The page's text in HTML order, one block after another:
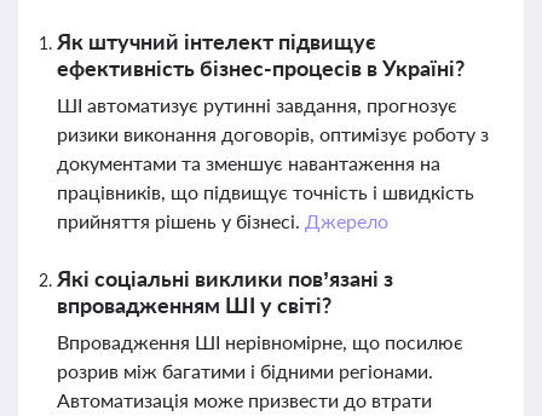
Як штучний інтелект підвищує
ефективність бізнес-процесів в Україні?
ШІ автоматизує рутинні завдання, прогнозує
ризики виконання договорів, оптимізує роботу з
документами та зменшує навантаження на
працівників, що підвищує точність і швидкість
прийняття рішень у бізнесі. Джерело
Які соціальні виклики пов’язані з
впровадженням ШІ у світі?
Впровадження ШІ нерівномірне, що посилює
розрив між багатими і бідними регіонами.
Автоматизація може призвести до втрати